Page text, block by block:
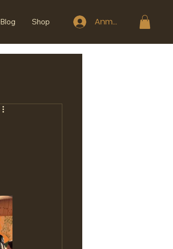
Blog Shop Anmelden